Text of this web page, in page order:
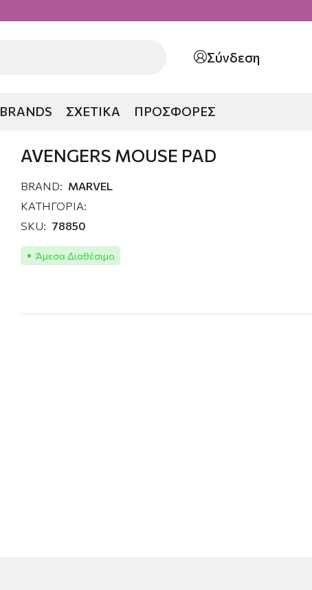
Σύνδεση
BRANDS ΣΧΕΤΙΚΑ ΠΡΟΣΦΟΡΕΣ
AVENGERS MOUSE PAD
BRAND: MARVEL
ΚΑΤΗΓΟΡΙΑ:
SKU: 78850
Άμεσα Διαθέσιμο